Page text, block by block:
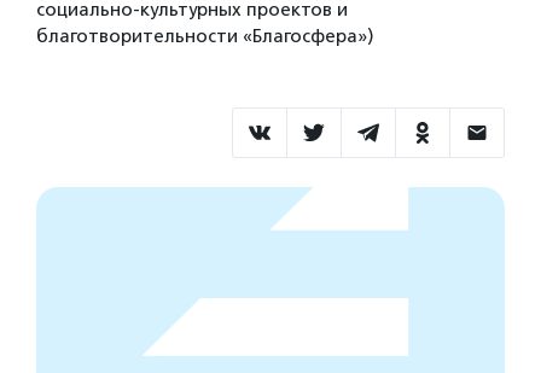
социально-культурных проектов и
благотворительности «Благосфера»)